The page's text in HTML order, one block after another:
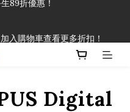
滿$999（不含運費），即可
Digital